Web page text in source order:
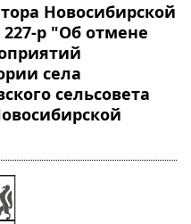
Новосибирской
227-р "Об отмене
села
сельсовета